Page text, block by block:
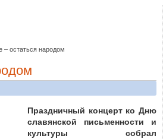
– остаться народом
Праздничный концерт ко Дню
славянской письменности и
культуры собрал